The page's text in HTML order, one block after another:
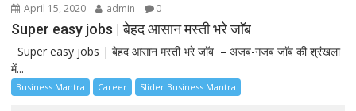
April 15, 2020 admin 0
Super easy jobs | बेहद आसान मस्ती भरे जाॅब
Super easy jobs | बेहद आसान मस्ती भरे जाॅब – अजब-गजब जाॅब की श्रंखला
में...
Business Mantra Career Slider Business Mantra